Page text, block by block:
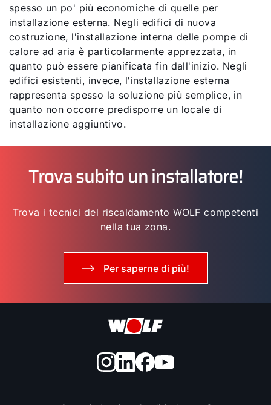
spesso un po' più economiche di quelle per
installazione esterna. Negli edifici di nuova
costruzione, l'installazione interna delle pompe di
calore ad aria è particolarmente apprezzata, in
quanto può essere pianificata fin dall'inizio. Negli
edifici esistenti, invece, l'installazione esterna
rappresenta spesso la soluzione più semplice, in
quanto non occorre predisporre un locale di
installazione aggiuntivo.
Trova subito un installatore!
Trova i tecnici del riscaldamento WOLF competenti
nella tua zona.
Per saperne di più!